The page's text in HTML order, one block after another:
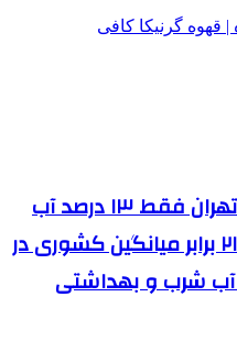
| قهوه گرنیکا کافی
استاندار تهران: سدهای تهران فقط ۱۳ درصد آب
دارند | بارگذاری جمعیت ۲۱ برابر میانگین کشوری در